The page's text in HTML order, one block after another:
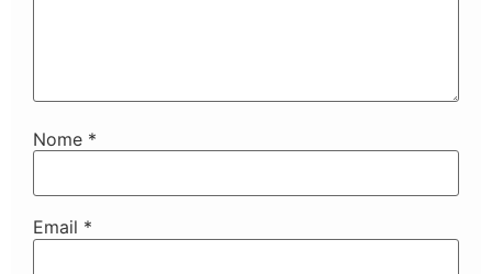
Nome *
Email *